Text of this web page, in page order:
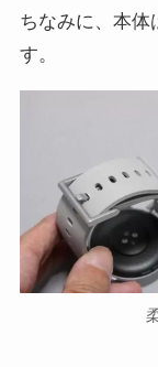
ちなみに、本体
す。